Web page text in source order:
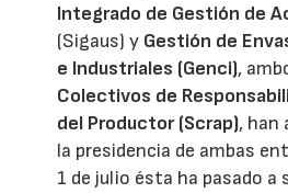
Integrado de Gestión de
(Sigaus) y Gestión de
e Industriales (Genci),
Colectivos de
del Productor (Scrap), han
la presidencia de ambas
1 de julio ésta ha pasado a